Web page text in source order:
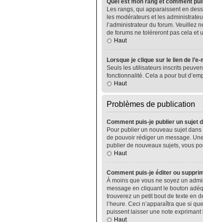
Quel est mon rang et comment
Les rangs, qui apparaissent en
les modérateurs et les
l’administrateur du forum. Veuillez
de forums ne toléreront pas cela et
Haut
Lorsque je clique sur le lien de
Seuls les utilisateurs inscrits
fonctionnalité. Cela a pour but
Haut
Problèmes de publication
Comment puis-je publier un sujet
Pour publier un nouveau sujet
de pouvoir rédiger un message.
publier de nouveaux sujets, vous
Haut
Comment puis-je éditer ou
À moins que vous ne soyez un
message en cliquant le bouton
trouverez un petit bout de texte en
l’heure. Ceci n’apparaîtra que si
puissent laisser une note
Haut